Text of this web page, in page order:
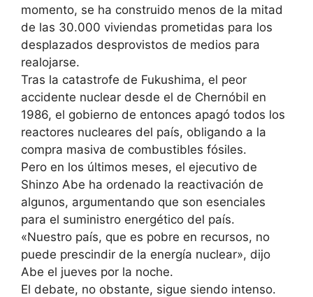
momento, se ha construido menos de la mitad
de las 30.000 viviendas prometidas para los
desplazados desprovistos de medios para
realojarse.
Tras la catastrofe de Fukushima, el peor
accidente nuclear desde el de Chernóbil en
1986, el gobierno de entonces apagó todos los
reactores nucleares del país, obligando a la
compra masiva de combustibles fósiles.
Pero en los últimos meses, el ejecutivo de
Shinzo Abe ha ordenado la reactivación de
algunos, argumentando que son esenciales
para el suministro energético del país.
«Nuestro país, que es pobre en recursos, no
puede prescindir de la energía nuclear», dijo
Abe el jueves por la noche.
El debate, no obstante, sigue siendo intenso.